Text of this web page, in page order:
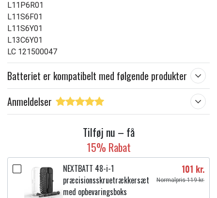
L11P6R01
L11S6F01
L11S6Y01
L13C6Y01
LC 121500047
Batteriet er kompatibelt med følgende produkter
Anmeldelser
Tilføj nu – få
15% Rabat
NEXTBATT 48-i-1
præcisionsskruetrækkersæt
med opbevaringsboks
101 kr.
Normalpris 119 kr.